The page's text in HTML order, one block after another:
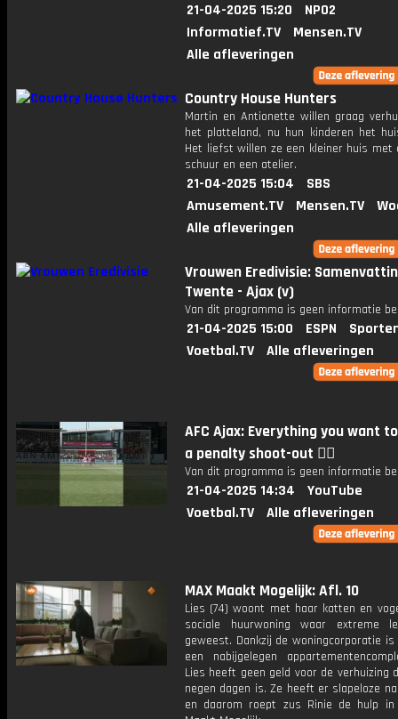
21-04-2025 15:20
NPO2
Informatief.TV
Mensen.TV
Alle afleveringen
Country House Hunters
Martin en Antionette willen graag
het platteland, nu hun kinderen het
Het liefst willen ze een kleiner huis met
schuur en een atelier.
21-04-2025 15:04
SBS
Amusement.TV
Mensen.TV
Alle afleveringen
Vrouwen Eredivisie:
Twente - Ajax (v)
Van dit programma is geen informatie
21-04-2025 15:00 ESPN
Voetbal.TV
Alle afleveringen
AFC Ajax: Everything you want
a penalty shoot-out ❤️‍🔥
Van dit programma is geen informatie
21-04-2025 14:34
YouTube
Voetbal.TV
Alle afleveringen
MAX Maakt Mogelijk: Afl. 10
Lies (74) woont met haar katten en
sociale huurwoning waar extreme
geweest. Dankzij de woningcorporatie
een nabijgelegen
Lies heeft geen geld voor de verhuizing
negen dagen is. Ze heeft er slapeloze
en daarom roept zus Rinie de hulp in